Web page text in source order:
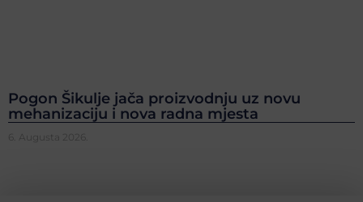
Pogon Šikulje jača proizvodnju uz novu
mehanizaciju i nova radna mjesta
6. Augusta 2026.